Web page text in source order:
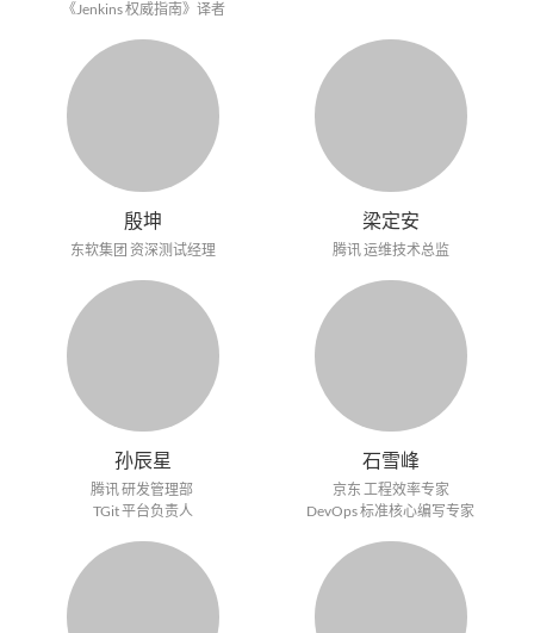
《Jenkins 权威指南》译者
殷坤
东软集团 资深测试经理
梁定安
腾讯 运维技术总监
孙辰星
腾讯 研发管理部
TGit 平台负责人
石雪峰
京东 工程效率专家
DevOps 标准核心编写专家